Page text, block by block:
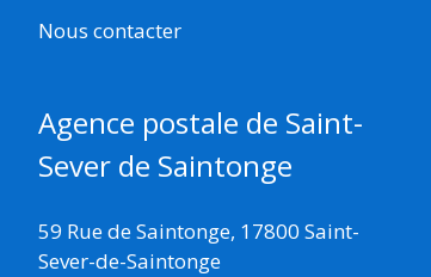
Nous contacter
Agence postale de Saint-
Sever de Saintonge
59 Rue de Saintonge, 17800 Saint-
Sever-de-Saintonge